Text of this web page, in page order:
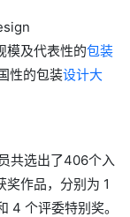
模及代表性的包装
性的包装设计大
共选出了406个入
作品，分别为 1
4 个评委特别奖。